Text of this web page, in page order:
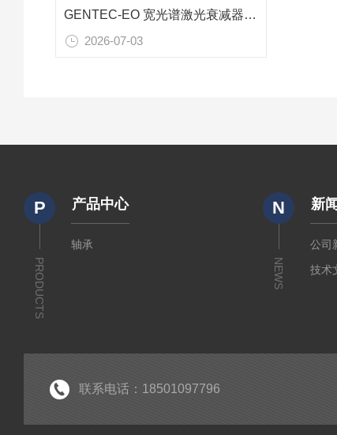
GENTEC-EO 宽光谱激光衰减器BA16-60S 技术特性及科研应用分析
2026-07-03
P
PRODUCTS
产品中心
轴承
N
NEWS
新
公司
技术
联系电话：18501097796